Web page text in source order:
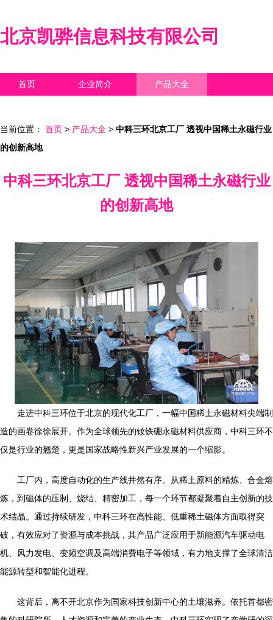
北京凯骅信息科技有限公司
首页 企业简介 产品大全
当前位置： 首页 > 产品大全 > 中科三环北京工厂 透视中国稀土永磁行业
的创新高地
中科三环北京工厂 透视中国稀土永磁行业
的创新高地
走进中科三环位于北京的现代化工厂，一幅中国稀土永磁材料尖端制
造的画卷徐徐展开。作为全球领先的钕铁硼永磁材料供应商，中科三环不
仅是行业的翘楚，更是国家战略性新兴产业发展的一个缩影。
工厂内，高度自动化的生产线井然有序。从稀土原料的精炼、合金熔
炼，到磁体的压制、烧结、精密加工，每一个环节都凝聚着自主创新的技
术结晶。通过持续研发，中科三环在高性能、低重稀土磁体方面取得突
破，有效应对了资源与成本挑战，其产品广泛应用于新能源汽车驱动电
机、风力发电、变频空调及高端消费电子等领域，有力地支撑了全球清洁
能源转型和智能化进程。
这背后，离不开北京作为国家科技创新中心的土壤滋养。依托首都密